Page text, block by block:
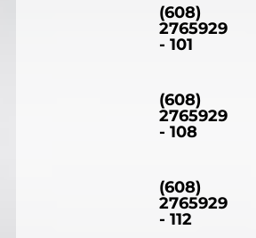
(608)
2765929
- 101
(608)
2765929
- 108
(608)
2765929
- 112